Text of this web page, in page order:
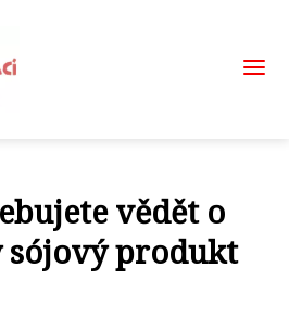
vědět o
sójový produkt